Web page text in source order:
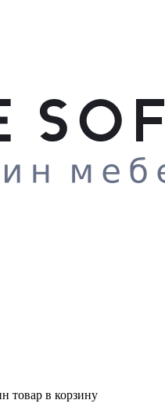
товар в корзину